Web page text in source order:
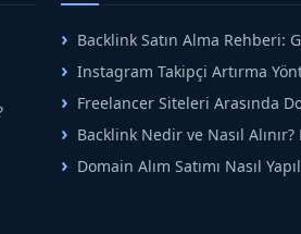
Backlink Satın Alma Rehberi:
Instagram Takipçi Artırma
Büyüme Rehberi
Freelancer Siteleri Arasında
Backlink Nedir ve Nasıl
Domain Alım Satımı Nasıl